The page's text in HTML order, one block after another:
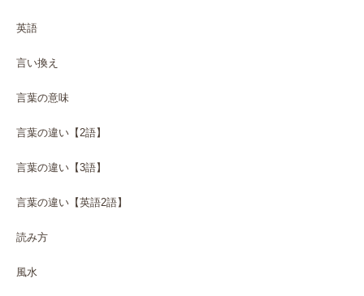
英語
言い換え
言葉の意味
言葉の違い【2語】
言葉の違い【3語】
言葉の違い【英語2語】
読み方
風水